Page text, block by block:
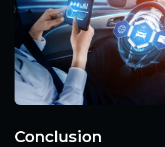
Conclusion